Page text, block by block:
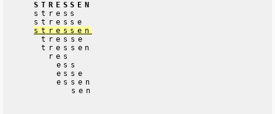
STRESSEN
stress
stresse
stressen
tresse
tressen
res
ess
esse
essen
sen